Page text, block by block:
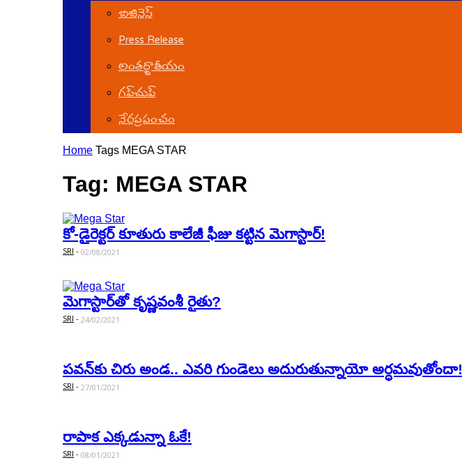
బిజినెస్
Press Release
అంతర్జాతీయం
గ‌ప్‌చుప్
నేర‌ప్ర‌పంచం
Home Tags MEGA STAR
Tag: MEGA STAR
కో-డైరెక్ట‌ర్ కూతురు కాలేజీ ఫీజు క‌ట్టిన మెగాస్టార్‌!
SRI - 02/08/2021
మెగాస్టార్‌తో కృష్ణ‌వంశీ రైతు?
SRI - 24/02/2021
ప‌వ‌న్‌కు చిరు అండ‌.. ఎవ‌రి గుండెలు అదురుతున్నాయో అర్ధ‌మవుతోందా!
SRI - 27/01/2021
రాపాక ఎక్క‌డున్నా ఓకే!
SRI - 08/01/2021